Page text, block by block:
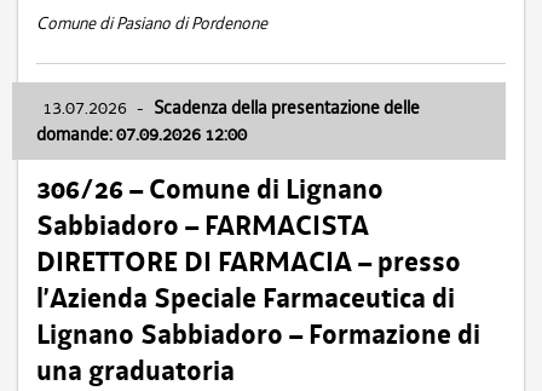
Comune di Pasiano di Pordenone
13.07.2026 - Scadenza della presentazione delle
domande: 07.09.2026 12:00
306/26 – Comune di Lignano
Sabbiadoro – FARMACISTA
DIRETTORE DI FARMACIA – presso
l’Azienda Speciale Farmaceutica di
Lignano Sabbiadoro – Formazione di
una graduatoria